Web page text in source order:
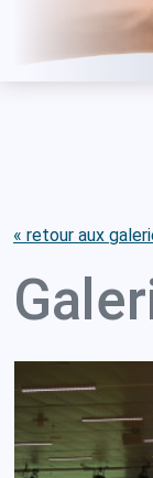
« retour aux